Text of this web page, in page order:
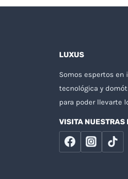
LUXUS
Somos espertos en
tecnológica y
para poder llevarte
VISITA NUESTRAS